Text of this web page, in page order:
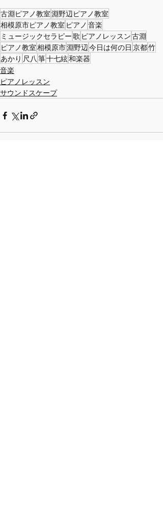
古淵ピアノ教室淵野辺ピアノ教室
相模原市ピアノ教室 ピアノ 音楽
ミュージックセラピー歌 ピアノレッスン古淵
ピアノ教室相模原市淵野辺今日は何の日 京都竹
あかり 尺八 箏十七絃和楽器
音楽
ピアノレッスン
サウンドスケープ